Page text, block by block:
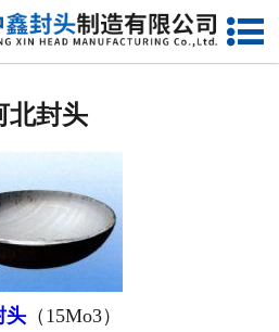
网站首页
河北封头厂家
河北球形封头
河北椎体封头
北封头
头（15Mo3）